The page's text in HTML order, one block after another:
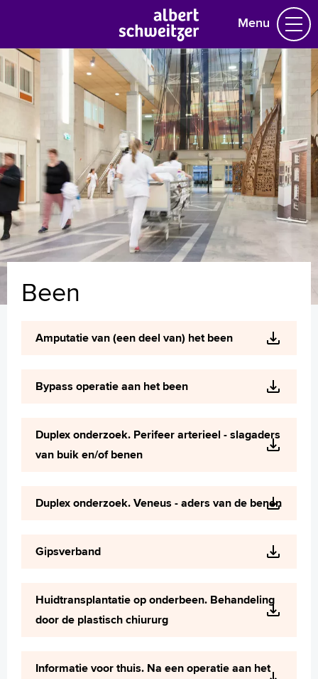
Menu
Homepage
Praktische informatie
Specialismen
Werken en leren
Medewerkers
Contact
MijnASz
Language
English
Français
Türkçe
Been
Amputatie van (een deel van) het been
Bypass operatie aan het been
Duplex onderzoek. Perifeer arterieel - slagaders
van buik en/of benen
Duplex onderzoek. Veneus - aders van de benen
Gipsverband
Huidtransplantatie op onderbeen. Behandeling
door de plastisch chiururg
Informatie voor thuis. Na een operatie aan het